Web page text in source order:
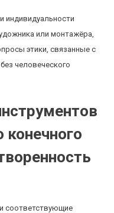
индивидуальности
или монтажёра,
этики, связанные с
человеческого
конечного
соответствующие